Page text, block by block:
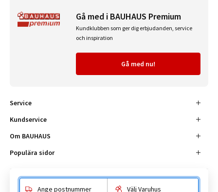
Gå med i BAUHAUS Premium
Kundklubben som ger dig erbjudanden, service
och inspiration
Gå med nu!
Service
Kundservice
Om BAUHAUS
Populära sidor
Ange postnummer Välj Varuhus